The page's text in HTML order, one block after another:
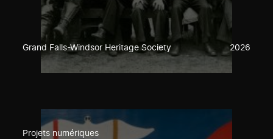
Grand Falls-Windsor Heritage Society 2026
Projets numériques